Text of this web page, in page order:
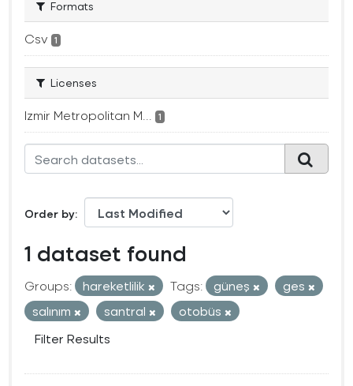
Formats
Csv 1
Licenses
Izmir Metropolitan M... 1
Order by
1 dataset found
Groups: hareketlilik Tags: güneş
ges
salınım
santral
otobüs
Filter Results